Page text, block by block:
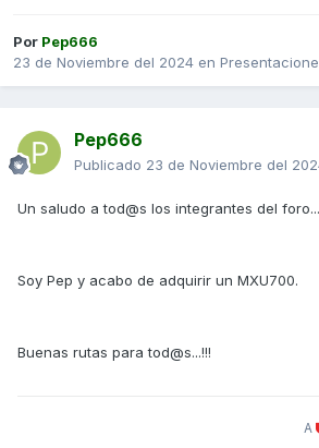
Por Pep666
23 de Noviembre del 2024 en
Pep666
Publicado 23 de Noviembre del
Un saludo a tod@s los integrantes del
Soy Pep y acabo de adquirir un MXU700.
Buenas rutas para tod@s...!!!
A